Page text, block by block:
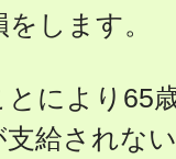
します。
により65
給されな